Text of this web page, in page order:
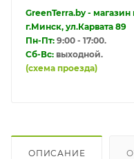
GreenTerra.by -
г.Минск, ул.Карвата 89
Пн-Пт: 9:00 - 17:00.
Сб-Вс: выходной.
(схема проезда)
ОПИСАНИЕ